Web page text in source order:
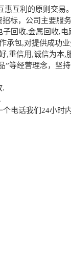
互利的原则交
标，公司主要服
回收,金属回收,电
包,对提供成功业
信用,诚信为本,
经营理念，坚持
.
电话我们24小时